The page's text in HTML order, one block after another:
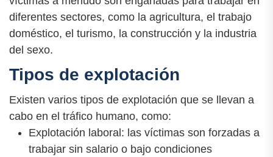
diferentes sectores, como la agricultura, el trabajo
doméstico, el turismo, la construcción y la industria
del sexo.
Tipos de explotación
Existen varios tipos de explotación que se llevan a
cabo en el tráfico humano, como:
Explotación laboral: las víctimas son forzadas a
trabajar sin salario o bajo condiciones